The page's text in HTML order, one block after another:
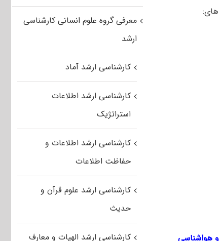
و هواشناسی
معرفی گروه علوم انسانی کارشناسی
ارشد
کارشناسی ارشد آماد
کارشناسی ارشد اطلاعات
استراتژیک
کارشناسی ارشد اطلاعات و
حفاظت اطلاعات
کارشناسی ارشد علوم قرآن و
حدیث
کارشناسی ارشد الهیات و معارف